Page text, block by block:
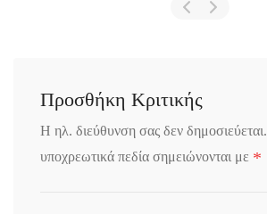
Προσθήκη Κριτικής
Η ηλ. διεύθυνση σας δεν δημοσιεύεται.
υποχρεωτικά πεδία σημειώνονται με *